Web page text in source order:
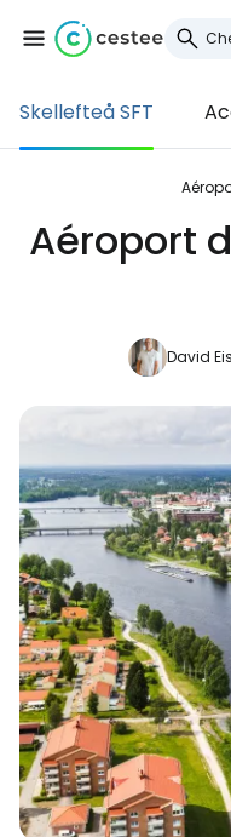
Skellefteå SFT
Aéroport
David
Se
Cestee
... la